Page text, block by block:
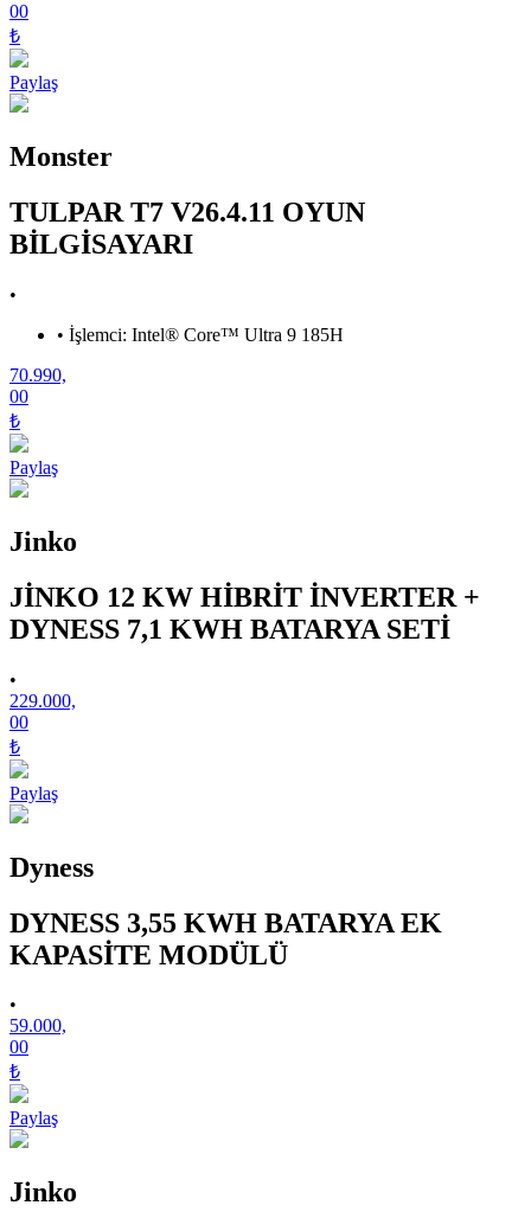
00
₺
Paylaş
Monster
TULPAR T7 V26.4.11 OYUN
BİLGİSAYARI
•
• İşlemci: Intel® Core™ Ultra 9 185H
70.990,
00
₺
Paylaş
Jinko
JİNKO 12 KW HİBRİT İNVERTER +
DYNESS 7,1 KWH BATARYA SETİ
•
229.000,
00
₺
Paylaş
Dyness
DYNESS 3,55 KWH BATARYA EK
KAPASİTE MODÜLÜ
•
59.000,
00
₺
Paylaş
Jinko